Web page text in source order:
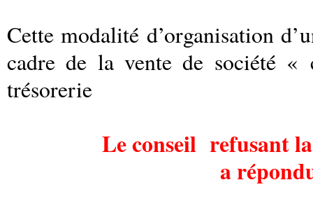
Cette modalité d’organisation
cadre de la vente de société
trésorerie
Le conseil refusant
a